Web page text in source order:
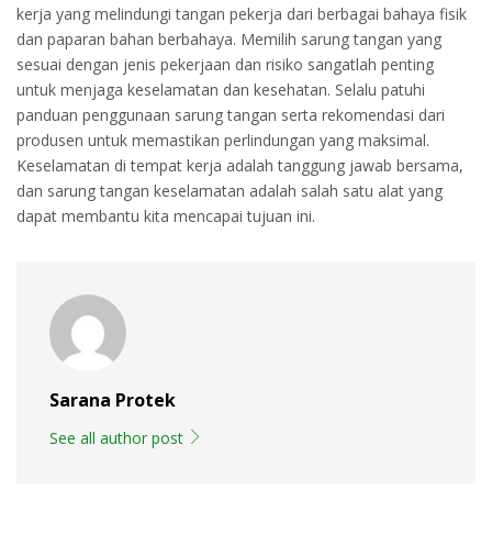
kerja yang melindungi tangan pekerja dari berbagai bahaya fisik
dan paparan bahan berbahaya. Memilih sarung tangan yang
sesuai dengan jenis pekerjaan dan risiko sangatlah penting
untuk menjaga keselamatan dan kesehatan. Selalu patuhi
panduan penggunaan sarung tangan serta rekomendasi dari
produsen untuk memastikan perlindungan yang maksimal.
Keselamatan di tempat kerja adalah tanggung jawab bersama,
dan sarung tangan keselamatan adalah salah satu alat yang
dapat membantu kita mencapai tujuan ini.
Sarana Protek
See all author post